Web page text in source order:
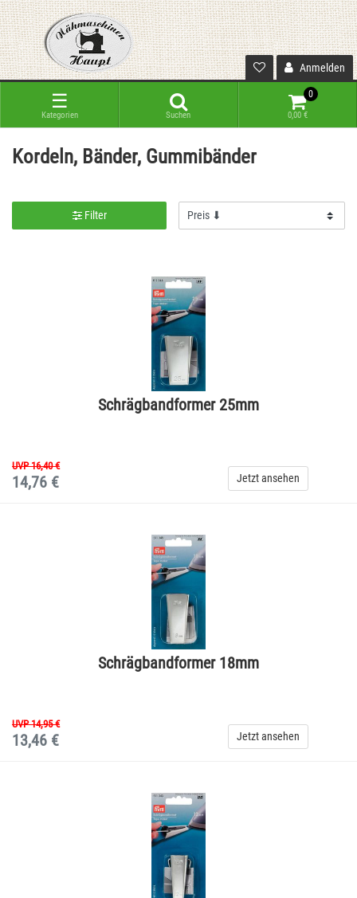
Anmelden
☰
Kategorien Suchen
0
0,00 €
Kordeln, Bänder, Gummibänder
Filter
Schrägbandformer 25mm
UVP 16,40 €
14,76 € Jetzt ansehen
Schrägbandformer 18mm
UVP 14,95 €
13,46 € Jetzt ansehen